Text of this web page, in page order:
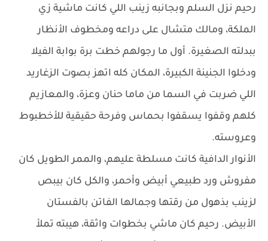
رحيم نزل السلم وبجانبه زينب اللي كانت ماشية زي
الملكة، ومالك متشال على دراعه ومخطوف الأنظار
ببدلته الصغيرة. أول ما رجولهم خطت برة بوابة الفيلا
ودخلوا الجنينة الكبيرة، المكان كله اتهز بصوت الزغاريد
اللي ضربت في السما من ماما حنان وعزة، والمعازيم
كلهم وقفوا يسقفوا بحماس وفرحة حقيقية للأخطبوط
وعروسته.
الأنوار الدافية كانت مسلطة عليهم، والممر الطويل كان
مفروش ورد طبيعي أبيض وأحمر، والكل كان بيبص
لزينب بذهول من رقتها وجمالها الفاتن بالفستان
الأبيض. رحيم كان ماشي بخطوات واثقة، هيبته تملأ